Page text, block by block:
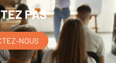
PAS
NOUS